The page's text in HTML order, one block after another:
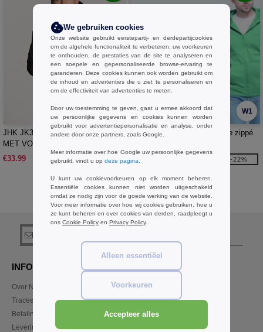
W1
JHK JK341 - SOFTSHELL JAS
MET VOLLEDIGE RITS EN
CAPUCHON
€33.99
W1
JHK JK297 - Sweat capuche zippé
€17.99 -22%
KoopGrBasics JHK Jassenbij Needen Belgique
INFORMATIE
Over Needen
Traceer mijn bestelling
Betalingswijze
Levering
CONTACTEER ONS
Klant
klant@needen.be
Sales
We gebruiken cookies
Onze website gebruikt eerstepartij- en derdepartijcookies
om de algehele functionaliteit te verbeteren, uw voorkeuren
te onthouden, de prestaties van de site te analyseren en
een soepele en gepersonaliseerde browse-ervaring te
garanderen. Deze cookies kunnen ook worden gebruikt om
de inhoud en advertenties die u ziet te personaliseren en
om de effectiviteit van advertenties te meten.
Door uw toestemming te geven, gaat u ermee akkoord dat
uw persoonlijke gegevens en cookies kunnen worden
gebruikt voor advertentiepersonalisatie en analyse, onder
andere door onze partners, zoals Google.
Meer informatie over hoe Google uw persoonlijke gegevens
gebruikt, vindt u op deze pagina
U kunt uw cookievoorkeuren op elk moment beheren.
Essentiële cookies kunnen niet worden uitgeschakeld
omdat ze nodig zijn voor de goede werking van de website.
Voor meer informatie over hoe wij cookies gebruiken, hoe u
ze kunt beheren en over cookies van derden, raadpleegt u
ons Cookie Policy en Privacy Policy.
Alleen essentiëel
Voorkeuren
Accepteer alles